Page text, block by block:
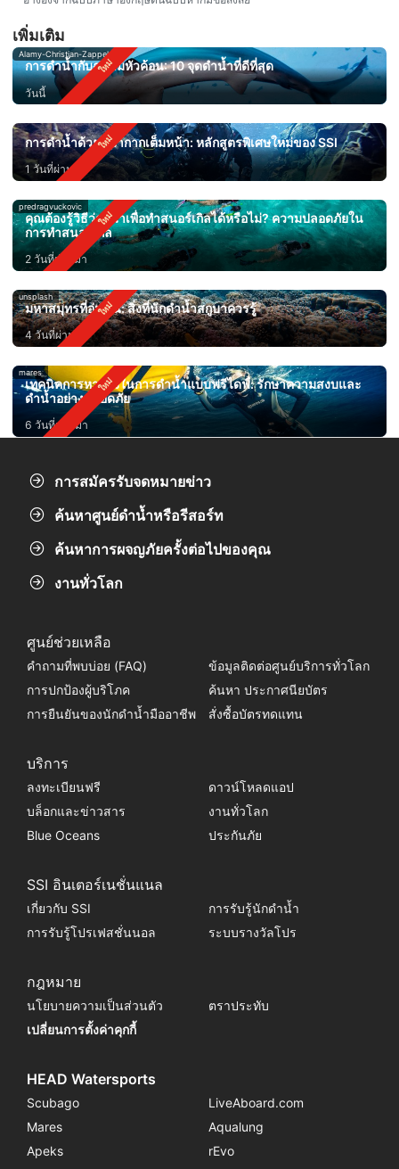
เพิ่มเติม
Alamy-Christian-Zappel
การดำน้ำกับฉลามหัวค้อน: 10 จุดดำน้ำที่ดีที่สุด
วันนี้
การดำน้ำด้วยหน้ากากเต็มหน้า: หลักสูตรพิเศษใหม่ของ SSI
1 วันที่ผ่านมา
predragvuckovic
คุณต้องรู้วิธีว่ายน้ำเพื่อทำสนอร์เกิลได้หรือไม่? ความปลอดภัยใน
การทำสนอร์เกิล
2 วันที่ผ่านมา
unsplash
มหาสมุทรที่อุ่นขึ้น: สิ่งที่นักดำน้ำสกูบาควรรู้
4 วันที่ผ่านมา
mares
เทคนิคการหายใจในการดำน้ำแบบฟรีไดฟ์: รักษาความสงบและ
ดำน้ำอย่างปลอดภัย
6 วันที่ผ่านมา
การสมัครรับจดหมายข่าว
ค้นหาศูนย์ดำน้ำหรือรีสอร์ท
ค้นหาการผจญภัยครั้งต่อไปของคุณ
งานทั่วโลก
ศูนย์ช่วยเหลือ
คำถามที่พบบ่อย (FAQ)
ข้อมูลติดต่อศูนย์บริการทั่วโลก
การปกป้องผู้บริโภค
ค้นหา ประกาศนียบัตร
การยืนยันของนักดำน้ำมืออาชีพ
สั่งซื้อบัตรทดแทน
บริการ
ลงทะเบียนฟรี
ดาวน์โหลดแอป
บล็อกและข่าวสาร
งานทั่วโลก
Blue Oceans
ประกันภัย
SSI อินเตอร์เนชั่นแนล
เกี่ยวกับ SSI
การรับรู้นักดำน้ำ
การรับรู้โปรเฟสชั่นนอล
ระบบรางวัลโปร
กฎหมาย
นโยบายความเป็นส่วนตัว
ตราประทับ
เปลี่ยนการตั้งค่าคุกกี้
HEAD Watersports
Scubago
LiveAboard.com
Mares
Aqualung
Apeks
rEvo